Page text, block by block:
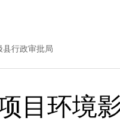
县行政审批局
目环境